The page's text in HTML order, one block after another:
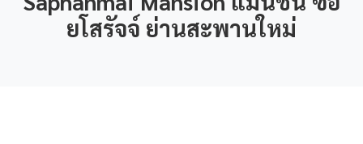
ยโสรัจจ์ ย่านสะพานใหม่